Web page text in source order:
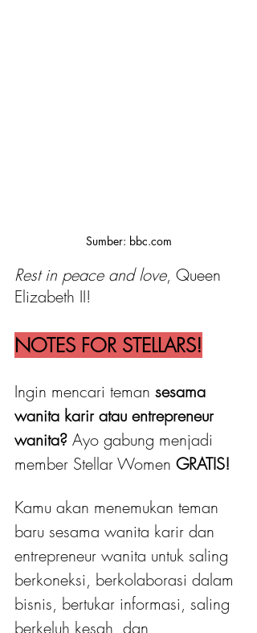
Sumber: bbc.com
Rest in peace and love, Queen
Elizabeth II!
NOTES FOR STELLARS!
Ingin mencari teman sesama
wanita karir atau entrepreneur
wanita? Ayo gabung menjadi
member Stellar Women GRATIS!
Kamu akan menemukan teman
baru sesama wanita karir dan
entrepreneur wanita untuk saling
berkoneksi, berkolaborasi dalam
bisnis, bertukar informasi, saling
berkeluh kesah, dan